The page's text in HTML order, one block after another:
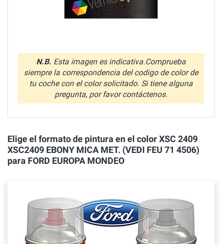
N.B. Esta imagen es indicativa.Comprueba
siempre la correspondencia del codigo de color de
tu coche con el color solicitado. Si tiene alguna
pregunta, por favor contáctenos.
Elige el formato de pintura en el color XSC 2409
XSC2409 EBONY MICA MET. (VEDI FEU 71 4506)
para FORD EUROPA MONDEO